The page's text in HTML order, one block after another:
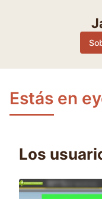
Estás en
Los